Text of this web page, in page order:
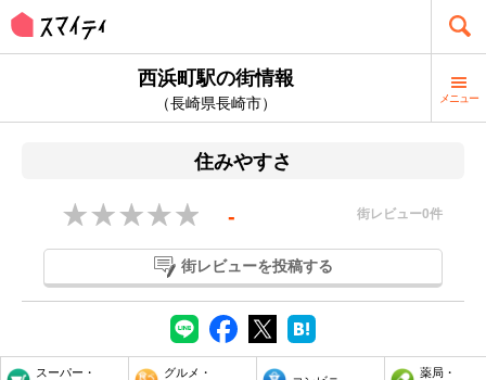
西浜町駅の街情報
（長崎県長崎市） メニュー
住みやすさ
- 街レビュー0件
街レビューを投稿する
スーパー・
グルメ・
薬局・